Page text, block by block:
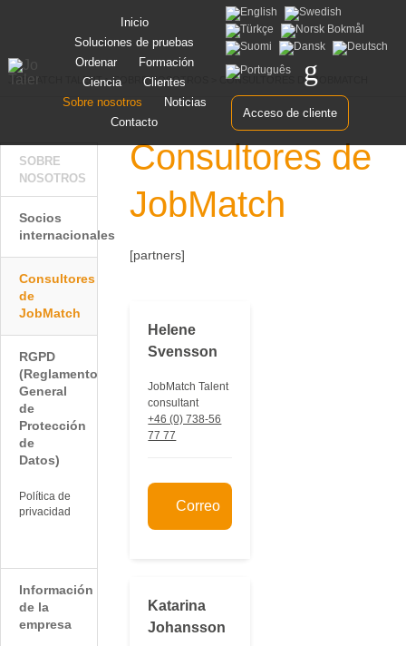
Saltar
contenido
Inicio
Soluciones de pruebas
Ordenar
Formación
Ciencia
Clientes
Sobre nosotros
Noticias
Contacto
Acceso de cliente
JOBMATCH TALENT>SOBRE NOSOTROS CONSULTORES DE JOBMATCH
Consultores de
JobMatch
[partners]
Helene
Svensson
JobMatch Talent
consultant
+46 (0) 738-56
77 77
Correo
Katarina
Johansson
SOBRE
NOSOTROS
Socios
internacionales
Consultores
de
JobMatch
RGPD
(Reglamento
General
de
Protección
de
Datos)
Política de
privacidad
Información
de la
empresa